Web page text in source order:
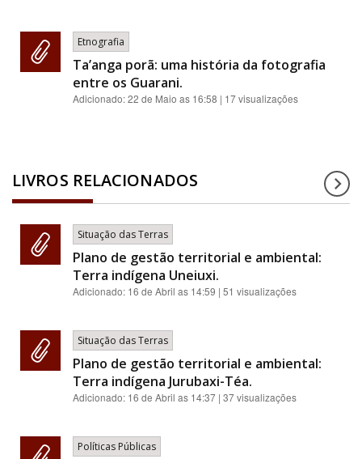
Etnografia
Ta’anga porã: uma história da fotografia
entre os Guarani.
Adicionado:22 de Maio as 16:58 | 17 visualizações
LIVROS RELACIONADOS
Situação das Terras
Plano de gestão territorial e ambiental:
Terra indígena Uneiuxi.
Adicionado: 16 de Abril as 14:59 | 51 visualizações
Situação das Terras
Plano de gestão territorial e ambiental:
Terra indígena Jurubaxi-Téa.
Adicionado: 16 de Abril as 14:37 | 37 visualizações
Políticas Públicas